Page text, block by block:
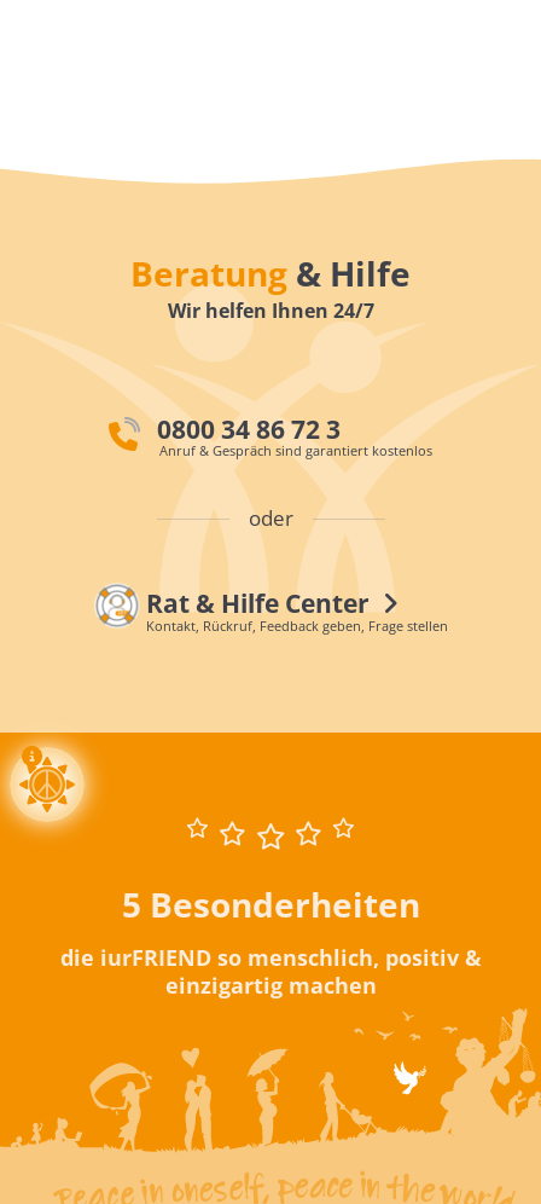
Beratung & Hilfe
Wir helfen Ihnen 24/7
0800 34 86 72 3
Anruf & Gespräch sind garantiert kostenlos
oder
Rat & Hilfe Center
Kontakt, Rückruf, Feedback geben, Frage stellen
5 Besonderheiten
die iurFRIEND so menschlich, positiv &
einzigartig machen